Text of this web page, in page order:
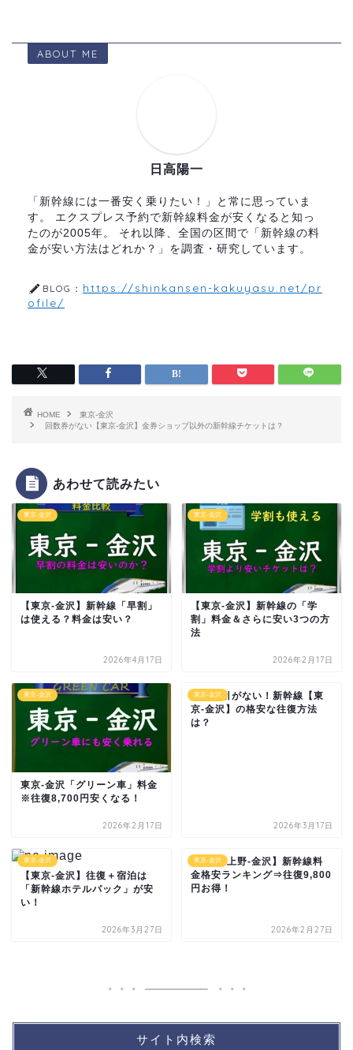
ABOUT ME
日高陽一
「新幹線には一番安く乗りたい！」と常に思っていま
す。 エクスプレス予約で新幹線料金が安くなると知っ
たのが2005年。 それ以降、全国の区間で「新幹線の料
金が安い方法はどれか？」を調査・研究しています。
BLOG： https://shinkansen-kakuyasu.net/pr
ofile/
HOME
東京-金沢
回数券がない【東京-金沢】金券ショップ以外の新幹線チケットは？
あわせて読みたい
東京-金沢
【東京-金沢】新幹線「早割」
は使える？料金は安い？
2026年4月17日
東京-金沢
【東京‐金沢】新幹線の「学
割」料金＆さらに安い3つの方
法
2026年2月17日
東京-金沢
東京-金沢「グリーン車」料金
※往復8,700円安くなる！
2026年2月17日
東京-金沢
往復割引がない！新幹線【東
京‐金沢】の格安な往復方法
は？
2026年3月17日
東京-金沢
【東京-金沢】往復＋宿泊は
「新幹線ホテルパック」が安
い！
2026年3月27日
東京-金沢
【東京･上野-金沢】新幹線料
金格安ランキング⇒往復9,800
円お得！
2026年2月27日
サイト内検索